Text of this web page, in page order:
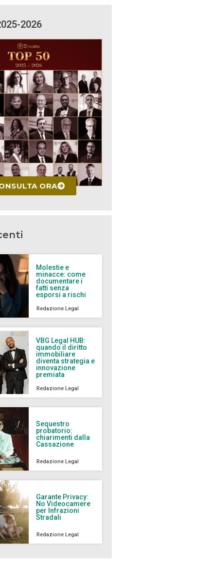
2026
ORA
Molestie e
minacce: come
documentare i
fatti senza
esporsi a rischi
Redazione Legal
VBG Legal HUB:
quando il diritto
immobiliare
diventa strategia e
innovazione
premiata
Redazione Legal
Sequestro
probatorio:
chiarimenti dalla
Cassazione
Redazione Legal
Garante Privacy:
No Videocamere
per Infrazioni
Stradali
Redazione Legal